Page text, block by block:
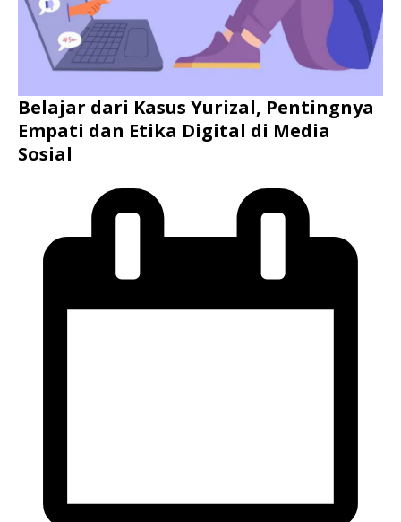
Belajar dari Kasus Yurizal, Pentingnya
Empati dan Etika Digital di Media
Sosial